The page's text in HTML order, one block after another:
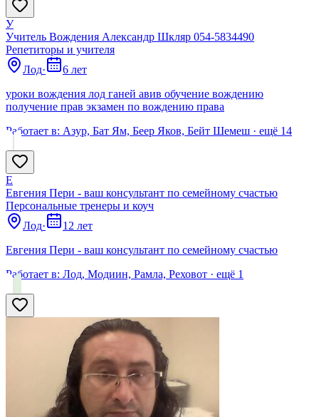
Сбросить
У
Учитель Вождения Александр Шкляр 054-5834490
Репетиторы и учителя
Лод·
6 лет
уроки вождения лод ганей авив обучение вождению
получение прав экзамен по вождению права
Работает в: Азур, Бат Ям, Беер Яков, Бейт Шемеш · ещё 14
Е
Евгения Пери - ваш консультант по семейному счастью
Персональные тренеры и коуч
Лод·
12 лет
Евгения Пери - ваш консультант по семейному счастью
Работает в: Лод, Модиин, Рамла, Реховот · ещё 1